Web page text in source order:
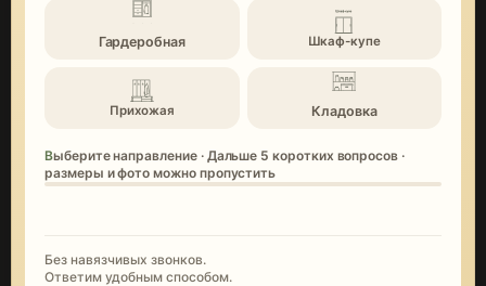
Гардеробная Шкаф-купе
Прихожая Кладовка
Выберите направление · Дальше 5 коротких вопросов ·
размеры и фото можно пропустить
Без навязчивых звонков.
Ответим удобным способом.